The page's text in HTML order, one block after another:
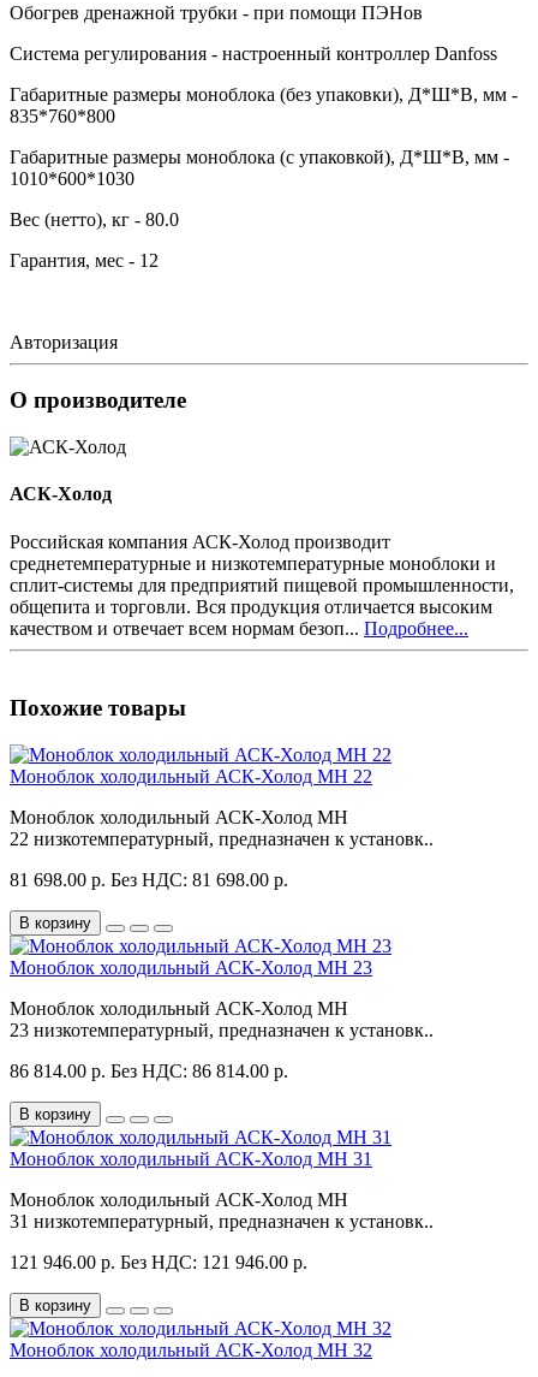
Обогрев дренажной трубки - при помощи ПЭНов
Система регулирования - настроенный контроллер Danfoss
Габаритные размеры моноблока (без упаковки), Д*Ш*В, мм -
835*760*800
Габаритные размеры моноблока (с упаковкой), Д*Ш*В, мм -
1010*600*1030
Вес (нетто), кг - 80.0
Гарантия, мес - 12
Авторизация
О производителе
АСК-Холод
Российская компания АСК-Холод производит
среднетемпературные и низкотемпературные моноблоки и
сплит-системы для предприятий пищевой промышленности,
общепита и торговли. Вся продукция отличается высоким
качеством и отвечает всем нормам безоп... Подробнее...
Похожие товары
Моноблок холодильный АСК-Холод MH 22
Моноблок холодильный АСК-Холод MH
22 низкотемпературный, предназначен к установк..
81 698.00 р. Без НДС: 81 698.00 р.
В корзину
Моноблок холодильный АСК-Холод MH 23
Моноблок холодильный АСК-Холод MH
23 низкотемпературный, предназначен к установк..
86 814.00 р. Без НДС: 86 814.00 р.
В корзину
Моноблок холодильный АСК-Холод MH 31
Моноблок холодильный АСК-Холод MH
31 низкотемпературный, предназначен к установк..
121 946.00 р. Без НДС: 121 946.00 р.
В корзину
Моноблок холодильный АСК-Холод MH 32